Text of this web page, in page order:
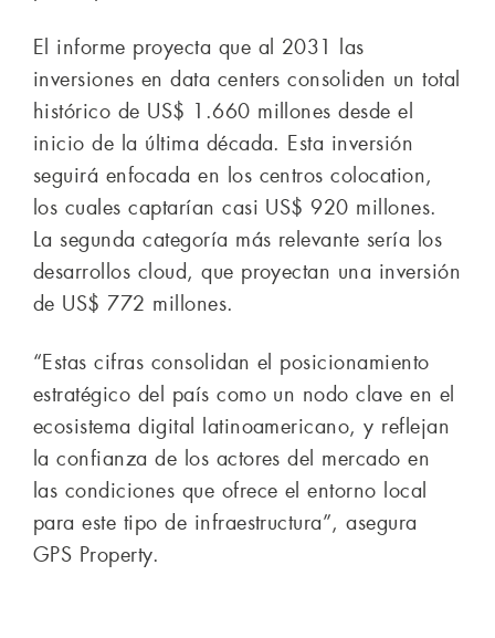
El informe proyecta que al 2031 las
inversiones en data centers consoliden un total
histórico de US$ 1.660 millones desde el
inicio de la última década. Esta inversión
seguirá enfocada en los centros colocation,
los cuales captarían casi US$ 920 millones.
La segunda categoría más relevante sería los
desarrollos cloud, que proyectan una inversión
de US$ 772 millones.
“Estas cifras consolidan el posicionamiento
estratégico del país como un nodo clave en el
ecosistema digital latinoamericano, y reflejan
la confianza de los actores del mercado en
las condiciones que ofrece el entorno local
para este tipo de infraestructura”, asegura
GPS Property.